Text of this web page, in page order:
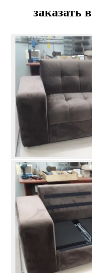
заказать